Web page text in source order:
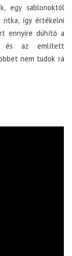
egy sablonoktól
ritka, így értékelni
ennyire dühítő a
és az említett
nem tudok rá